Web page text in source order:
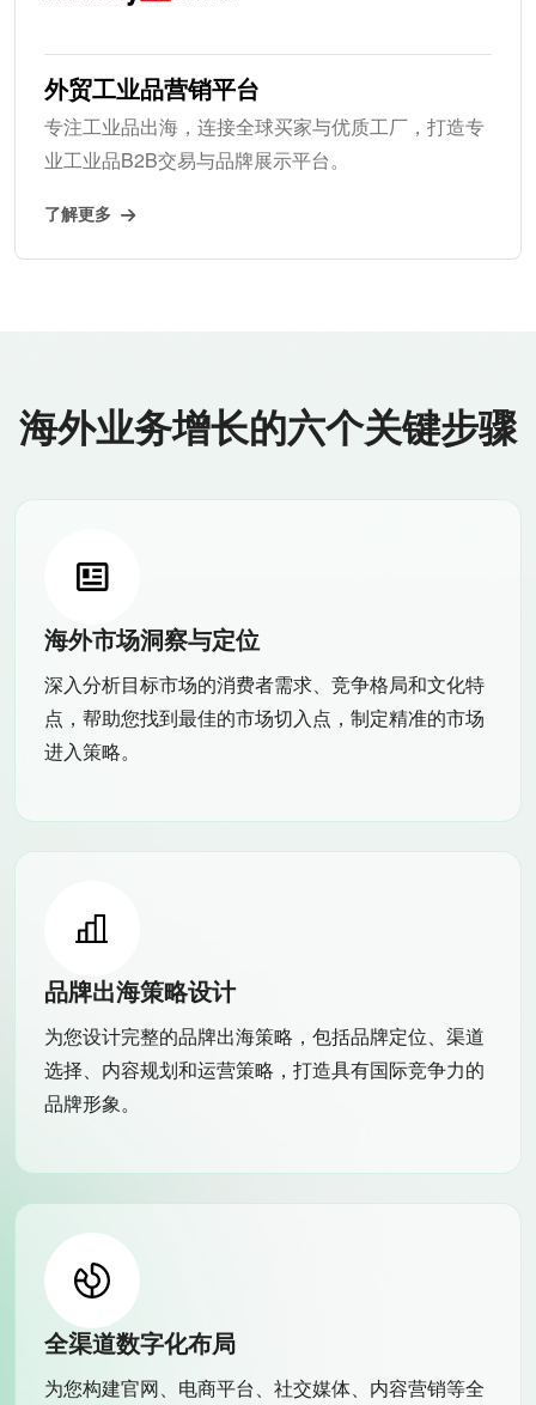
外贸工业品营销平台
专注工业品出海，连接全球买家与优质工厂，打造专
业工业品B2B交易与品牌展示平台。
了解更多
海外业务增长的六个关键步骤
海外市场洞察与定位
深入分析目标市场的消费者需求、竞争格局和文化特
点，帮助您找到最佳的市场切入点，制定精准的市场
进入策略。
品牌出海策略设计
为您设计完整的品牌出海策略，包括品牌定位、渠道
选择、内容规划和运营策略，打造具有国际竞争力的
品牌形象。
全渠道数字化布局
为您构建官网、电商平台、社交媒体、内容营销等全